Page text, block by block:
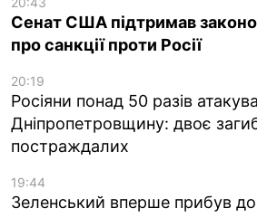
Сенат США підтримав
про санкції проти Росії
20:19
Росіяни понад 50 разів
Дніпропетровщину: двоє
постраждалих
19:44
Зеленський вперше прибув до